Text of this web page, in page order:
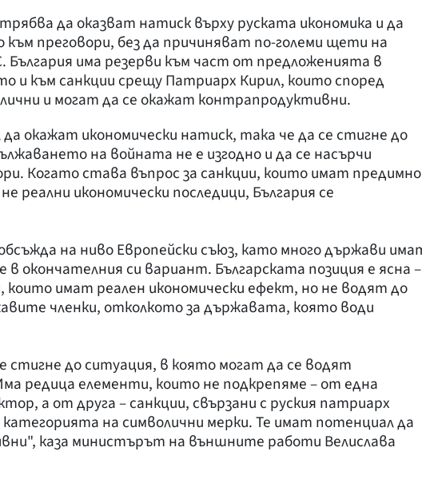
да оказват натиск върху руската икономика и да
преговори, без да причиняват по-големи щети на
България има резерви към част от предложенията в
и към санкции срещу Патриарх Кирил, които според
и могат да се окажат контрапродуктивни.
окажат икономически натиск, така че да се стигне до
на войната не е изгодно и да се насърчи
Когато става въпрос за санкции, които имат предимно
реални икономически последици, България се
на ниво Европейски съюз, като много държави
в окончателния си вариант. Българската позиция е ясна –
които имат реален икономически ефект, но не водят до
членки, отколкото за държавата, която води
стигне до ситуация, в която могат да се водят
редица елементи, които не подкрепяме – от една
а от друга – санкции, свързани с руския патриарх
на символични мерки. Те имат потенциал да
каза министърът на външните работи Велислава